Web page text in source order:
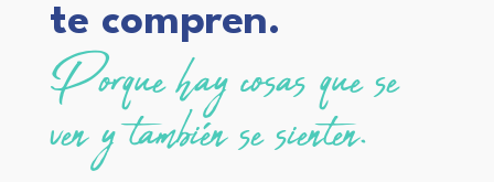
te compren.
Porque hay cosas que se
ven y también se sienten.